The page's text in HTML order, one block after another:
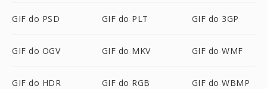
GIF do PSD GIF do PLT GIF do 3GP
GIF do OGV GIF do MKV GIF do WMF
GIF do HDR GIF do RGB GIF do WBMP